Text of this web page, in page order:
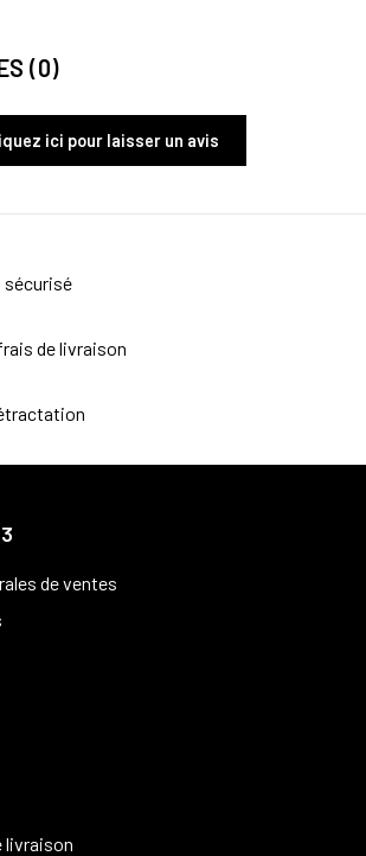
(0)
ici pour laisser un avis
sécurisé
de livraison
de ventes
livraison